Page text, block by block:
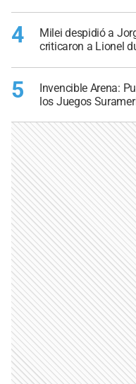
4
Milei despidió a
criticaron a Lionel
5
Invencible Arena:
los Juegos